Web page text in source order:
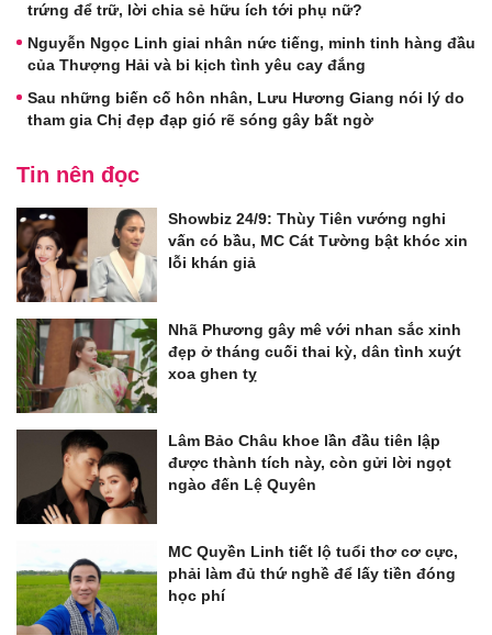
trứng để trữ, lời chia sẻ hữu ích tới phụ nữ?
Nguyễn Ngọc Linh giai nhân nức tiếng, minh tinh hàng đầu
của Thượng Hải và bi kịch tình yêu cay đắng
Sau những biến cố hôn nhân, Lưu Hương Giang nói lý do
tham gia Chị đẹp đạp gió rẽ sóng gây bất ngờ
Tin nên đọc
Showbiz 24/9: Thùy Tiên vướng nghi
vấn có bầu, MC Cát Tường bật khóc xin
lỗi khán giả
Nhã Phương gây mê với nhan sắc xinh
đẹp ở tháng cuối thai kỳ, dân tình xuýt
xoa ghen tỵ
Lâm Bảo Châu khoe lần đầu tiên lập
được thành tích này, còn gửi lời ngọt
ngào đến Lệ Quyên
MC Quyền Linh tiết lộ tuổi thơ cơ cực,
phải làm đủ thứ nghề để lấy tiền đóng
học phí